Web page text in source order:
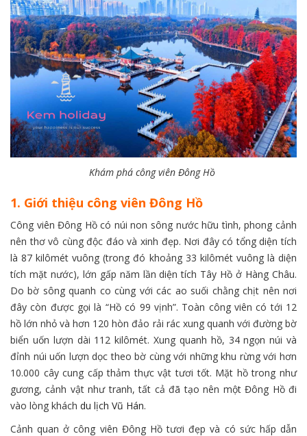
Khám phá công viên Đông Hồ
1. Giới thiệu công viên Đông Hồ
Công viên Đông Hồ có núi non sông nước hữu tình, phong cảnh
nên thơ vô cùng độc đáo và xinh đẹp. Nơi đây có tổng diện tích
là 87 kilômét vuông (trong đó khoảng 33 kilômét vuông là diện
tích mặt nước), lớn gấp năm lần diện tích Tây Hồ ở Hàng Châu.
Do bờ sông quanh co cùng với các ao suối chằng chịt nên nơi
đây còn được gọi là “Hồ có 99 vịnh”. Toàn công viên có tới 12
hồ lớn nhỏ và hơn 120 hòn đảo rải rác xung quanh với đường bờ
biển uốn lượn dài 112 kilômét. Xung quanh hồ, 34 ngọn núi và
đỉnh núi uốn lượn dọc theo bờ cùng với những khu rừng với hơn
10.000 cây cung cấp thảm thực vật tươi tốt. Mặt hồ trong như
gương, cảnh vật như tranh, tất cả đã tạo nên một Đông Hồ đi
vào lòng khách du lịch Vũ Hán.
Cảnh quan ở công viên Đông Hồ tươi đẹp và có sức hấp dẫn